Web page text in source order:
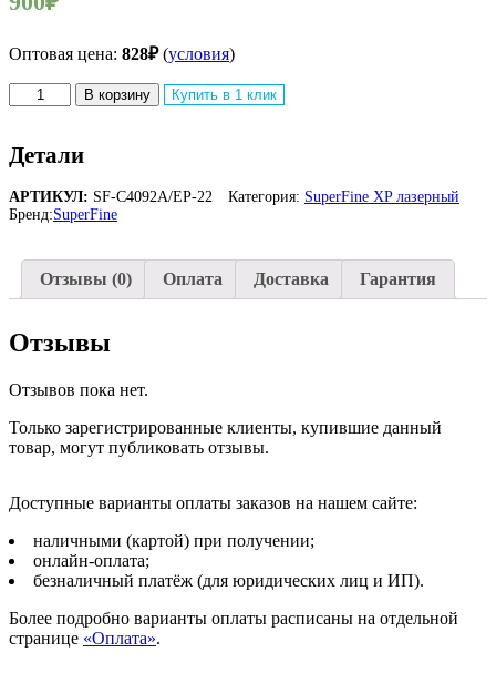
Оптовая цена: 828₽(условия)
Количество
товара
HP
C4092A
/EP-
22
2.5K
SuperFine
В корзину Купить в 1 клик
Детали
АРТИКУЛ: SF-C4092A/EP-22 Категория: SuperFine XP лазерный
Бренд:SuperFine
Отзывы (0) Оплата Доставка Гарантия
Отзывы
Отзывов пока нет.
Только зарегистрированные клиенты, купившие данный
товар, могут публиковать отзывы.
Доступные варианты оплаты заказов на нашем сайте:
наличными (картой) при получении;
онлайн-оплата;
безналичный платёж (для юридических лиц и ИП).
Более подробно варианты оплаты расписаны на отдельной
странице «Оплата».